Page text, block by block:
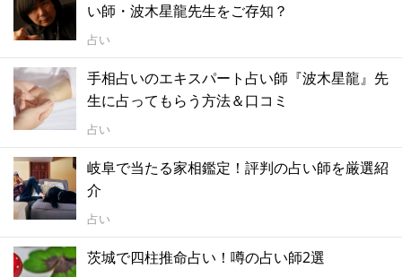
い師・波木星龍先生をご存知？
占い
手相占いのエキスパート占い師『波木星龍』先
生に占ってもらう方法＆口コミ
占い
岐阜で当たる家相鑑定！評判の占い師を厳選紹
介
占い
茨城で四柱推命占い！噂の占い師2選